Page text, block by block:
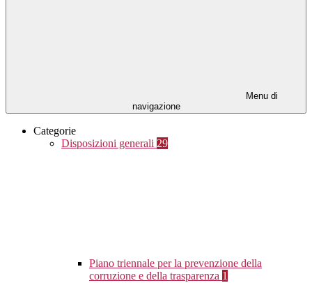
Menu di
navigazione
Categorie
Disposizioni generali 29
Piano triennale per la prevenzione della
corruzione e della trasparenza 1